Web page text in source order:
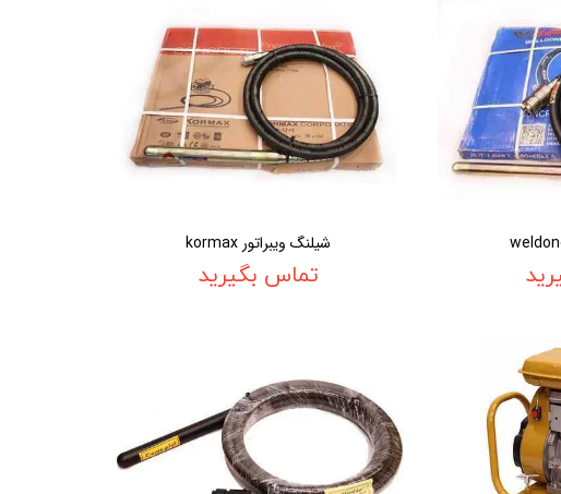
شیلنگ ویبراتور kormax
تماس بگیرید